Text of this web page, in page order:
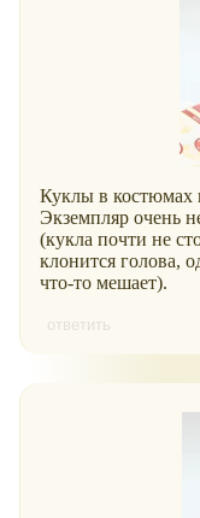
Куклы в костюмах
Экземпляр очень
(кукла почти не
клонится голова,
что-то мешает).
ответить